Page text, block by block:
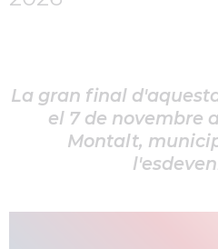
La gran final
el 7 de novembre
Montalt,